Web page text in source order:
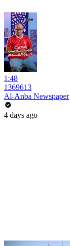
1:48
1369613
Al-Anba Newspaper
4 days ago